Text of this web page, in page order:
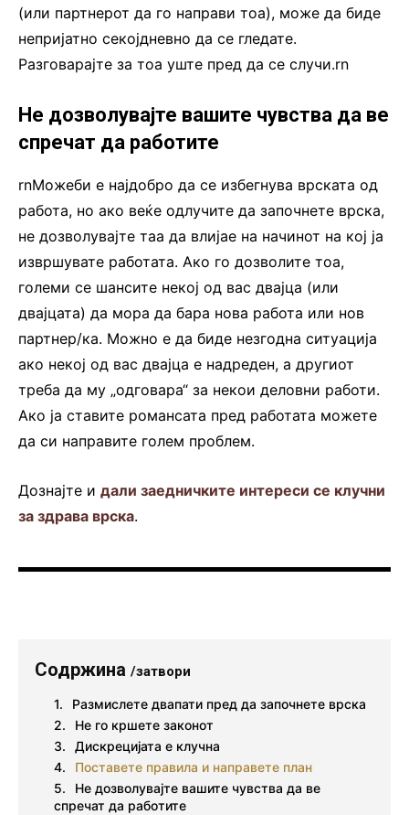
(или партнерот да го направи тоа), може да биде
непријатно секојдневно да се гледате.
Разговарајте за тоа уште пред да се случи.rn
Не дозволувајте вашите чувства да ве
спречат да работите
rnМожеби е најдобро да се избегнува врската од
работа, но ако веќе одлучите да започнете врска,
не дозволувајте таа да влијае на начинот на кој ја
извршувате работата. Ако го дозволите тоа,
големи се шансите некој од вас двајца (или
двајцата) да мора да бара нова работа или нов
партнер/ка. Можно е да биде незгодна ситуација
ако некој од вас двајца е надреден, а другиот
треба да му „одговара“ за некои деловни работи.
Ако ја ставите романсата пред работата можете
да си направите голем проблем.
Дознајте и дали заедничките интереси се клучни
за здрава врска.
Содржина /затвори
Размислете двапати пред да започнете врска
Не го кршете законот
Дискрецијата е клучна
Поставете правила и направете план
Не дозволувајте вашите чувства да ве
спречат да работите